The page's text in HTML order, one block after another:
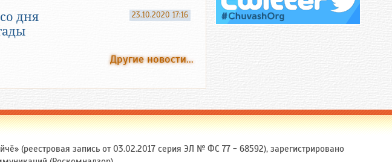
23.10.2020 17:16
дня
Другие новости...
(реестровая запись от 03.02.2017 серия ЭЛ № ФС 77 - 68592), зарегистрировано